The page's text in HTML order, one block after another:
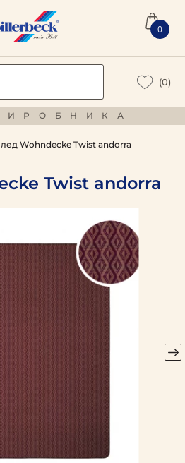
0
(0)
Wohndecke Twist andorra
Twist andorra